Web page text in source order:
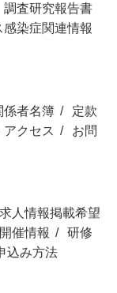
調査研究報告書
染症関連情報
係者名簿
定款
アクセス
お問
人情報掲載希望
催情報
研修
込み方法